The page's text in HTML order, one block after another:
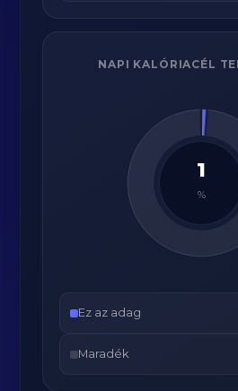
NAPI KALÓRIACÉL
1
%
Ez az adag
Maradék